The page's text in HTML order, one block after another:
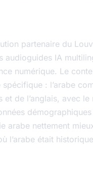
partenaire du
IA
numérique. Le
: l’arabe
de l’anglais, avec le
arabe nettement
l’arabe était